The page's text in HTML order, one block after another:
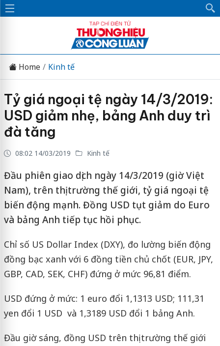
Home Kinh tế
Tỷ giá ngoại tệ ngày 14/3/2019:
USD giảm nhẹ, bảng Anh duy trì
đà tăng
08:02 14/03/2019 Kinh tế
Đầu phiên giao dịch ngày 14/3/2019 (giờ Việt
Nam), trên thị trường thế giới, tỷ giá ngoại tệ
biến động mạnh. Đồng USD tụt giảm do Euro
và bảng Anh tiếp tục hồi phục.
Chỉ số US Dollar Index (DXY), đo lường biến động
đồng bạc xanh với 6 đồng tiền chủ chốt (EUR, JPY,
GBP, CAD, SEK, CHF) đứng ở mức 96,81 điểm.
USD đứng ở mức: 1 euro đổi 1,1313 USD; 111,31
yen đổi 1 USD và 1,3189 USD đổi 1 bảng Anh.
Đầu giờ sáng, đồng USD trên thị trường thế giới